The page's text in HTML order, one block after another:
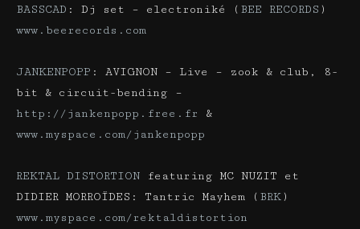
BASSCAD : Dj set – electroniké ( BEE RECORDS )
www.beerecords.com
JANKENPOPP : AVIGNON – Live – zook & club, 8-
bit & circuit-bending –
http://jankenpopp.free.fr
&
www.myspace.com/jankenpopp
REKTAL DISTORTION featuring MC NUZIT et
DIDIER MORROÏDES: Tantric Mayhem ( BRK)
www.myspace.com/rektaldistortion